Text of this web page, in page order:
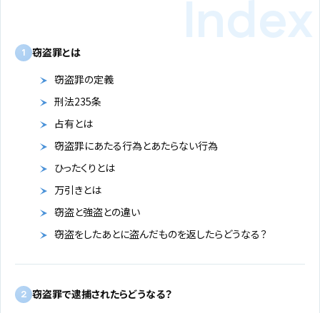
1 窃盗罪とは
窃盗罪の定義
刑法235条
占有とは
窃盗罪にあたる行為とあたらない行為
ひったくりとは
万引きとは
窃盗と強盗との違い
窃盗をしたあとに盗んだものを返したらどうなる？
2 窃盗罪で逮捕されたらどうなる？